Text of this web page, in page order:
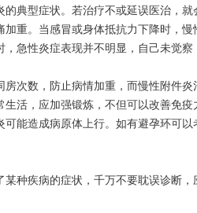
典型症状。若治疗不或延误医治，就
重。当感冒或身体抵抗力下降时，慢
急性炎症表现并不明显，自己未觉察
次数，防止病情加重，而慢性附件炎
活，应加强锻炼，不但可以改善免疫
能造成病原体上行。如有避孕环可以
种疾病的症状，千万不要耽误诊断，